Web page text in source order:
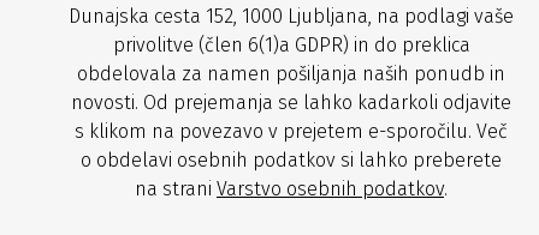
Dunajska cesta 152, 1000 Ljubljana, na podlagi vaše
privolitve (člen 6(1)a GDPR) in do preklica
obdelovala za namen pošiljanja naših ponudb in
novosti. Od prejemanja se lahko kadarkoli odjavite
s klikom na povezavo v prejetem e-sporočilu. Več
o obdelavi osebnih podatkov si lahko preberete
na strani Varstvo osebnih podatkov.